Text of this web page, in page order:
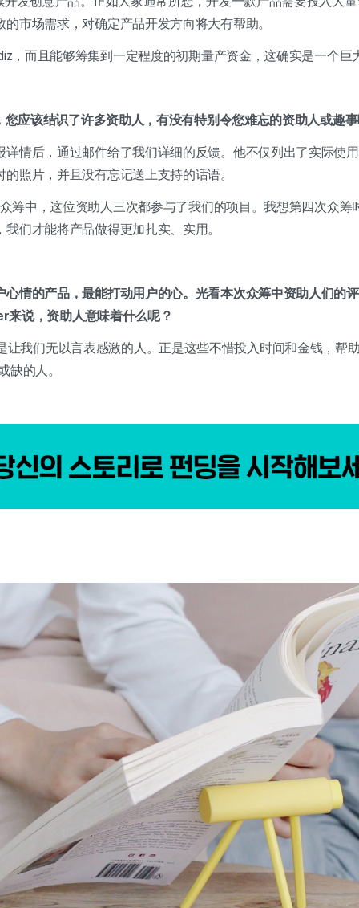
市场需求，对确定产品开发方向将大有帮助。
，而且能够筹集到一定程度的初期量产资金，这确实是一个巨
应该结识了许多资助人，有没有特别令您难忘的资助人或趣
详情后，通过邮件给了我们详细的反馈。他不仅列出了实际使
照片，并且没有忘记送上支持的话语。
筹中，这位资助人三次都参与了我们的项目。我想第四次众筹
们才能将产品做得更加扎实、实用。
心情的产品，最能打动用户的心。光看本次众筹中资助人们的
说，资助人意味着什么呢？
让我们无以言表感激的人。正是这些不惜投入时间和金钱，帮
缺的人。